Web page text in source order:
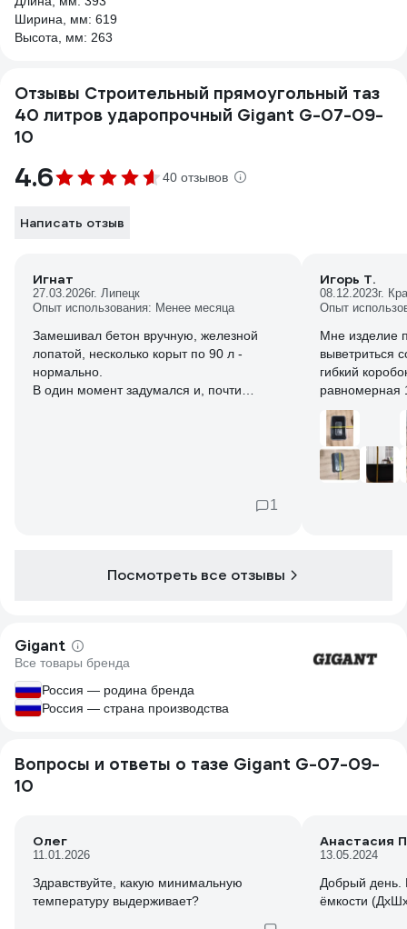
Ширина, мм: 619
Высота, мм: 263
Отзывы Строительный прямоугольный таз
40 литров ударопрочный Gigant G-07-09-
10
4.6 40 отзывов
Написать отзыв
Игнат
27.03.2026г. Липецк
Опыт использования: Менее месяца
Замешивал бетон вручную, железной
лопатой, несколько корыт по 90 л -
нормально.
В один момент задумался и, почти
После трещины обмотал верхнюю часть
кругов. Но я этого не делал, мне и так
нормально было.
1
Игорь Т.
08.12.2023г.
Опыт
Мне изделие
выветриться
гибкий
равномерная
приятный.
Посмотреть все отзывы
Gigant
Все товары бренда
Россия — родина бренда
Россия — страна производства
Вопросы и ответы о тазе Gigant G-07-09-
10
Олег
11.01.2026
Здравствуйте, какую минимальную
Анастасия
13.05.2024
Добрый день. Какие
ёмкости